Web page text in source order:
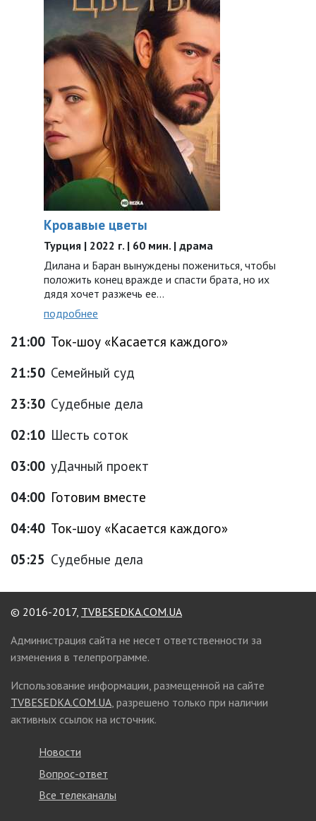
Кровавые цветы
Турция | 2022 г. | 60 мин. | драма
Дилана и Баран вынуждены пожениться, чтобы
положить конец вражде и спасти брата, но их
дядя хочет разжечь ее…
подробнее
21:00 Ток-шоу «Касается каждого»
21:50 Семейный суд
23:30 Судебные дела
02:10 Шесть соток
03:00 уДачный проект
04:00 Готовим вместе
04:40 Ток-шоу «Касается каждого»
05:25 Судебные дела
© 2016-2017, TVBESEDKA.COM.UA
Администрация сайта не несет ответственности за
изменения в телепрограмме.
Использование информации, размещенной на сайте
TVBESEDKA.COM.UA, разрешено только при наличии
активных ссылок на источник.
Новости
Вопрос-ответ
Все телеканалы